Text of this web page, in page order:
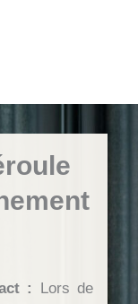
:
Lors de